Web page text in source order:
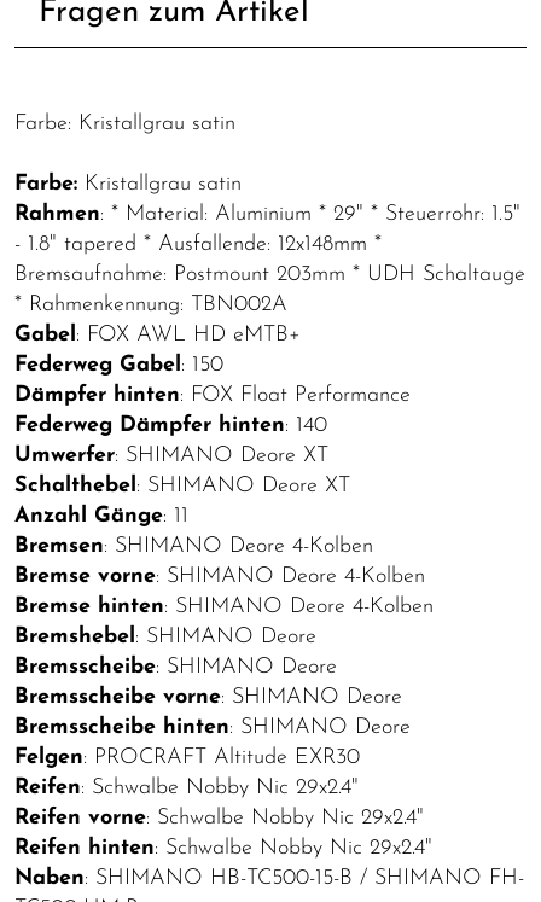
Fragen zum Artikel
Farbe: Kristallgrau satin
Farbe: Kristallgrau satin
Rahmen: * Material: Aluminium * 29" * Steuerrohr: 1.5"
- 1.8" tapered * Ausfallende: 12x148mm *
Bremsaufnahme: Postmount 203mm * UDH Schaltauge
* Rahmenkennung: TBN002A
Gabel : FOX AWL HD eMTB+
Federweg Gabel : 150
Dämpfer hinten: FOX Float Performance
Federweg Dämpfer hinten: 140
Umwerfer: SHIMANO Deore XT
Schalthebel : SHIMANO Deore XT
Anzahl Gänge: 11
Bremsen: SHIMANO Deore 4-Kolben
Bremse vorne: SHIMANO Deore 4-Kolben
Bremse hinten: SHIMANO Deore 4-Kolben
Bremshebel : SHIMANO Deore
Bremsscheibe: SHIMANO Deore
Bremsscheibe vorne: SHIMANO Deore
Bremsscheibe hinten: SHIMANO Deore
Felgen: PROCRAFT Altitude EXR30
Reifen: Schwalbe Nobby Nic 29x2.4"
Reifen vorne: Schwalbe Nobby Nic 29x2.4"
Reifen hinten: Schwalbe Nobby Nic 29x2.4"
Naben: SHIMANO HB-TC500-15-B / SHIMANO FH-